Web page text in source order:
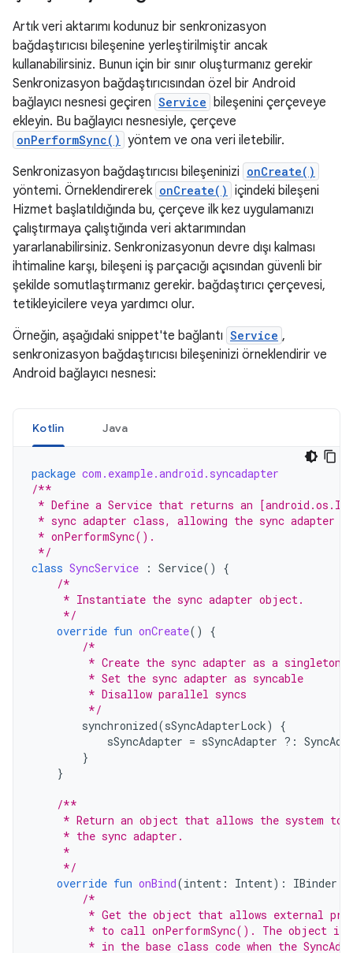
Artık veri aktarımı kodunuz bir senkronizasyon
bağdaştırıcısı bileşenine yerleştirilmiştir ancak
kullanabilirsiniz. Bunun için bir sınır oluşturmanız gerekir
Senkronizasyon bağdaştırıcısından özel bir Android
bağlayıcı nesnesi geçiren Service bileşenini çerçeveye
ekleyin. Bu bağlayıcı nesnesiyle, çerçeve
onPerformSync() yöntem ve ona veri iletebilir.
Senkronizasyon bağdaştırıcısı bileşeninizi onCreate()
yöntemi. Örneklendirerek onCreate() içindeki bileşeni
Hizmet başlatıldığında bu, çerçeve ilk kez uygulamanızı
çalıştırmaya çalıştığında veri aktarımından
yararlanabilirsiniz. Senkronizasyonun devre dışı kalması
ihtimaline karşı, bileşeni iş parçacığı açısından güvenli bir
şekilde somutlaştırmanız gerekir. bağdaştırıcı çerçevesi,
tetikleyicilere veya yardımcı olur.
Örneğin, aşağıdaki snippet'te bağlantı Service ,
senkronizasyon bağdaştırıcısı bileşeninizi örneklendirir ve
Android bağlayıcı nesnesi:
Kotlin Java
package com.example.android.syncadapter
/**
* Define a Service that returns an
* sync adapter class, allowing the sync adapter
* onPerformSync().
*/
class SyncService : Service()
{
/*
     * Instantiate the sync adapter object.
     */
override fun onCreate()
{
/*
         * Create the sync adapter as a singleton.
         * Set the sync adapter as syncable
         * Disallow parallel syncs
         */
synchronized(sSyncAdapterLock)
{
sSyncAdapter = sSyncAdapter ?:
}
}
/**
* Return an object that allows the system to
     * the sync adapter.
     *
     */
override fun onBind(intent : Intent): IBinder
/*
* Get the object that allows external
* to call onPerformSync(). The object is
* in the base class code when the